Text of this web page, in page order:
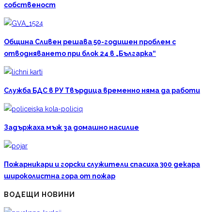
собственост
Община Сливен решава 50-годишен проблем с
отводняването при блок 24 в „Българка“
Служба БДС в РУ Твърдица временно няма да работи
Задържаха мъж за домашно насилие
Пожарникари и горски служители спасиха 300 декара
широколистна гора от пожар
ВОДЕЩИ НОВИНИ